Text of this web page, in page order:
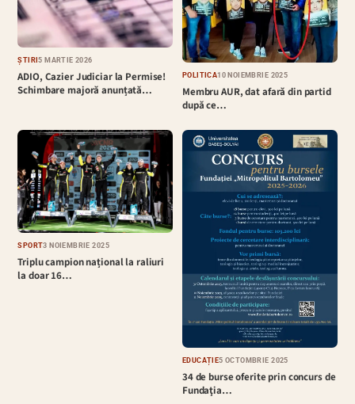
ȘTIRI5 MARTIE 2026
ADIO, Cazier Judiciar la Permise!
Schimbare majoră anunțată…
POLITICĂ10 NOIEMBRIE 2025
Membru AUR, dat afară din partid
după ce…
SPORT3 NOIEMBRIE 2025
Triplu campion național la raliuri
la doar 16…
EDUCAȚIE5 OCTOMBRIE 2025
34 de burse oferite prin concurs de
Fundaţia…